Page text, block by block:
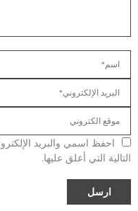
احفظ اسمي والبريد
التالية التي أعلق عليها.